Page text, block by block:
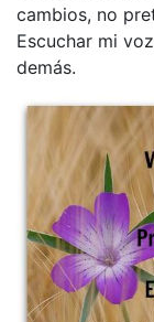
cambios, no
Escuchar mi
demás.